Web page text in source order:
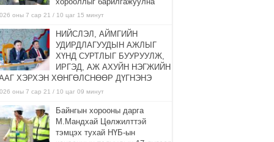
оны 7 сар 21 / 10 цаг 15 минут
НИЙСЛЭЛ, АЙМГИЙН
УДИРДЛАГУУДЫН АЖЛЫГ
ХҮНД СУРТЛЫГ БУУРУУЛЖ,
ИРГЭД, АЖ АХУЙН НЭГЖИЙН
ХЭРХЭН ХӨНГӨЛСНӨӨР ДҮГНЭНЭ
оны 7 сар 21 / 10 цаг 09 минут
Байнгын хорооны дарга
М.Мандхай Цөлжилттэй
тэмцэх тухай НҮБ-ын